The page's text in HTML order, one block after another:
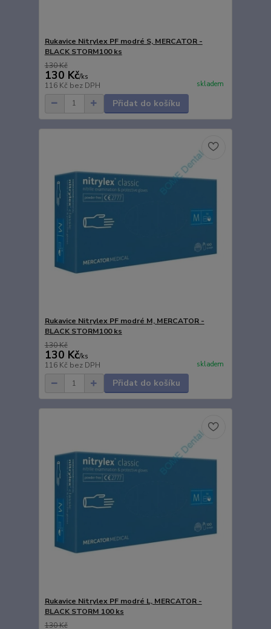
Rukavice Nitrylex PF modré S, MERCATOR -
BLACK STORM100 ks
130 Kč
130 Kč/ks
116 Kč bez DPH skladem
Přidat do košíku
Rukavice Nitrylex PF modré M, MERCATOR -
BLACK STORM100 ks
130 Kč
130 Kč/ks
116 Kč bez DPH skladem
Přidat do košíku
Rukavice Nitrylex PF modré L, MERCATOR -
BLACK STORM 100 ks
130 Kč